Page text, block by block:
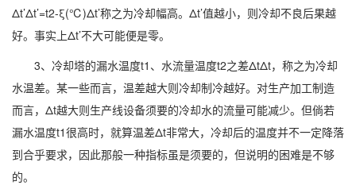
Δt’Δt’=t2-ξ(℃)Δt’称之为冷却幅高。Δt’值越小，则冷却不良后果越
好。事实上Δt’不大可能便是零。
3、冷却塔的漏水温度t1、水流量温度t2之差ΔtΔt，称之为冷却
水温差。某一些而言，温差越大则冷却制冷越好。对生产加工制造
而言，Δt越大则生产线设备须要的冷却水的流量可能减少。但倘若
漏水温度t1很高时，就算温差Δt非常大，冷却后的温度并不一定降落
到合乎要求，因此那般一种指标虽是须要的，但说明的困难是不够
的。